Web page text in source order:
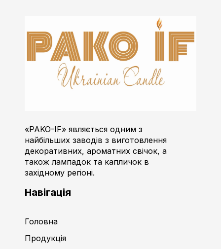
«PAKO-IF» являється одним з
найбільших заводів з виготовлення
декоративних, ароматних свічок, а
також лампадок та капличок в
західному регіоні.
Навігація
Головна
Продукція